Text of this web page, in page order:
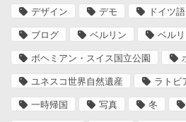
デザイン デモ ドイツ語
ブログ ベルリン ベル
ボヘミアン・スイス国立公園
ユネスコ世界自然遺産 ラトビ
一時帰国 写真 冬